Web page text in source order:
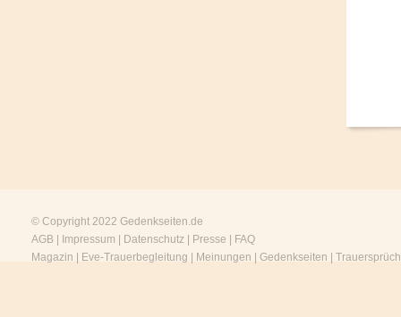
© Copyright 2022 Gedenkseiten.de
AGB
Impressum Datenschutz Presse
FAQ
Magazin
Eve-Trauerbegleitung Meinungen Gedenkseiten